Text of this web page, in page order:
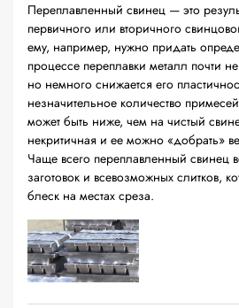
Переплавленный свинец — это
первичного или вторичного
ему, например, нужно придать
процессе переплавки металл почти
но немного снижается его
незначительное количество
может быть ниже, чем на чистый
некритичная и ее можно «добрать»
Чаще всего переплавленный свинец
заготовок и всевозможных слитков,
блеск на местах среза.